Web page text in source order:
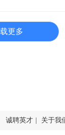
更多
诚聘英才 关于我